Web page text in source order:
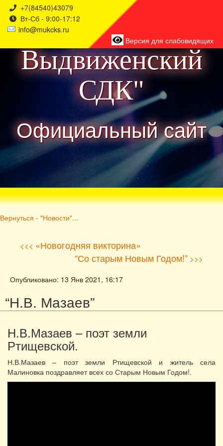
+7(84540)43079
Вт-Сб - 9:00-17:12
info@mukcks.ru
Версия для слабовидящих
района
Выдвиженский
СДК"
Официальный сайт
Вернуться - "Новости"...
<<< «Новогодняя викторина»
“Со старым Новым Годом!” >>>
Опубликовано: 13 Янв 2021, 16:17
“Н.В. Мазаев”
Н.В.Мазаев – поэт земли
Ртищевской.
Н.В.Мазаев – поэт земли Ртищевской и житель села
Малиновка поздравляет всех со Старым Новым Годом!.